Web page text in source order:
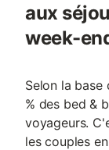
aux
week-
Selon la base
% des bed &
voyageurs.
les couples